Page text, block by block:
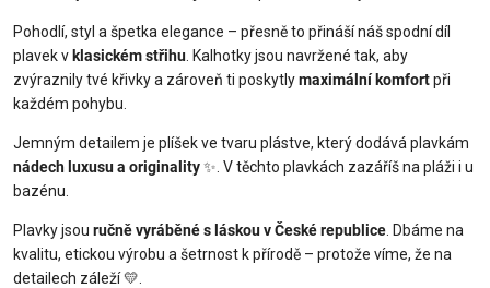
Pohodlí, styl a špetka elegance – přesně to přináší náš spodní díl
plavek v klasickém střihu . Kalhotky jsou navržené tak, aby
zvýraznily tvé křivky a zároveň ti poskytlymaximální komfortpři
každém pohybu.
Jemným detailem je plíšek ve tvaru plástve, který dodává plavkám
nádech luxusu a originality✨ . V těchto plavkách zazáříš na pláži i u
bazénu.
Plavky jsou ručně vyráběné s láskou v České republice . Dbáme na
kvalitu, etickou výrobu a šetrnost k přírodě – protože víme, že na
detailech záleží💛